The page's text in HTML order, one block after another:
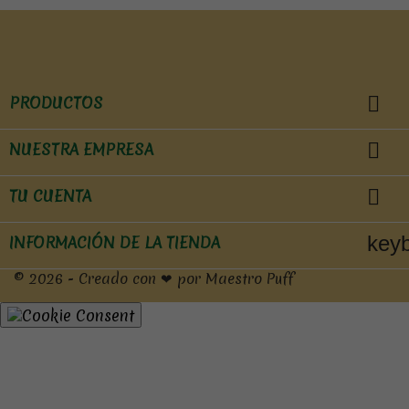
PRODUCTOS 
NUESTRA EMPRESA 
TU CUENTA 
INFORMACIÓN DE LA TIENDA
© 2026 - Creado con ❤ por Maestro Puff